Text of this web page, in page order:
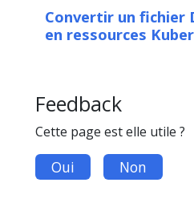
Convertir un fichier
en ressources
Feedback
Cette page est elle utile ?
Oui Non